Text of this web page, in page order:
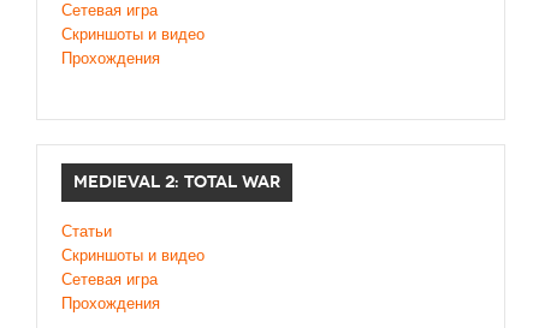
Сетевая игра
Скриншоты и видео
Прохождения
MEDIEVAL 2: TOTAL WAR
Статьи
Скриншоты и видео
Сетевая игра
Прохождения